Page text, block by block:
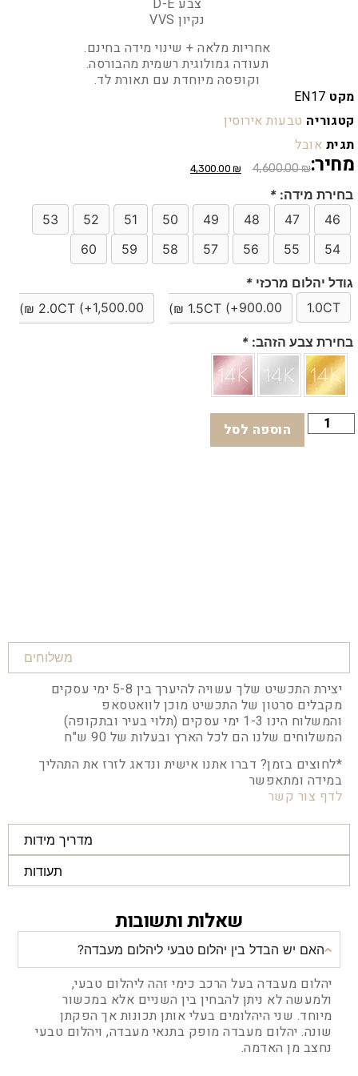
צבע D-E
נקיון VVS
אחריות מלאה + שינוי מידה בחינם.
תעודה גמולוגית רשמית מהבורסה.
וקופסה מיוחדת עם תאורת לד.
מקט EN17
קטגוריה טבעות אירוסין
תגית אובל
מחיר: 4,600.00₪
4,300.00 ₪
בחירת מידה:*
46
47
48
49
50
51
52
53
54
55
56
57
58
59
60
גודל יהלום מרכזי*
1.0CT
1.5CT (+900.00
₪
)
2.0CT (+1,500.00
₪
)
בחירת צבע הזהב:*
הוספה לסל
שאלות ותשובות
האם יש הבדל בין יהלום טבעי ליהלום מעבדה?
יהלום מעבדה בעל הרכב כימי זהה ליהלום טבעי,
ולמעשה לא ניתן להבחין בין השניים אלא במכשור
מיוחד. שני היהלומים בעלי אותן תכונות אך הפקתן
שונה. יהלום מעבדה מופק בתנאי מעבדה, ויהלום טבעי
נחצב מן האדמה.
משלוחים
מדריך מידות
תעודות
יצירת התכשיט שלך עשויה להיערך בין 5-8 ימי עסקים
מקבלים סרטון של התכשיט מוכן לוואטסאפ
והמשלוח הינו 1-3 ימי עסקים (תלוי בעיר ובתקופה)
המשלוחים שלנו הם לכל הארץ ובעלות של 90 ש"ח
*לחוצים בזמן? דברו אתנו אישית ונדאג לזרז את התהליך
במידה ומתאפשר
לדף צור קשר